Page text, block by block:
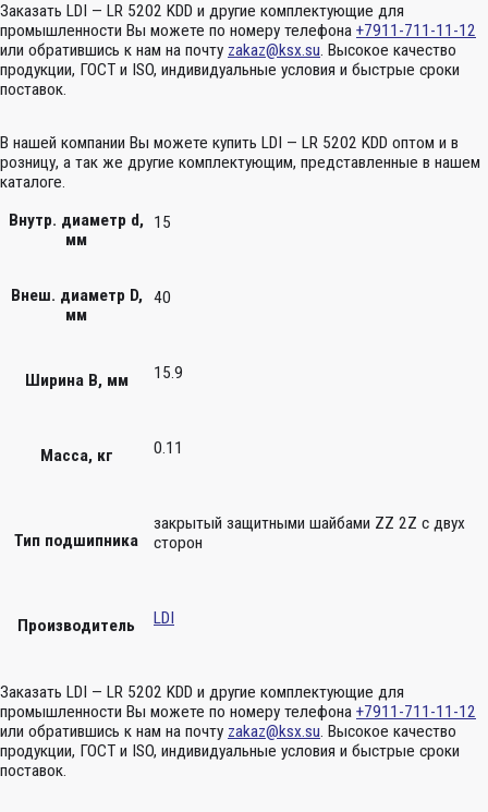
Заказать LDI — LR 5202 KDD и другие комплектующие для
промышленности Вы можете по номеру телефона +7911-711-11-12
или обратившись к нам на почту zakaz@ksx.su. Высокое качество
продукции, ГОСТ и ISO, индивидуальные условия и быстрые сроки
поставок.
В нашей компании Вы можете купить LDI — LR 5202 KDD оптом и в
розницу, а так же другие комплектующим, представленные в нашем
каталоге.
Внутр. диаметр d,
мм
15
Внеш. диаметр D,
мм
40
Ширина B, мм 15.9
Масса, кг 0.11
Тип подшипника
закрытый защитными шайбами ZZ 2Z c двух
сторон
Производитель LDI
Заказать LDI — LR 5202 KDD и другие комплектующие для
промышленности Вы можете по номеру телефона +7911-711-11-12
или обратившись к нам на почту zakaz@ksx.su. Высокое качество
продукции, ГОСТ и ISO, индивидуальные условия и быстрые сроки
поставок.